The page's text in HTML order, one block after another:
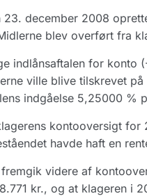
23. december 2008
blev overført fra
indlånsaftalen for konto
ville blive tilskrevet
indgåelse 5,25000 %
kontooversigt
havde haft en
videre af
kr., og at klageren i